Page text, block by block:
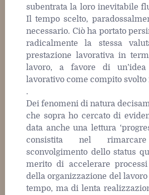
subentrata la loro inevitabile
Il tempo scelto,
necessario. Ciò ha portato
radicalmente la stessa
prestazione lavorativa in
lavoro, a favore di
lavorativo come compito
.
Dei fenomeni di natura
che sopra ho cercato di
data anche una lettura
consistita nel
sconvolgimento dello status
merito di accelerare
della organizzazione del
tempo, ma di lenta